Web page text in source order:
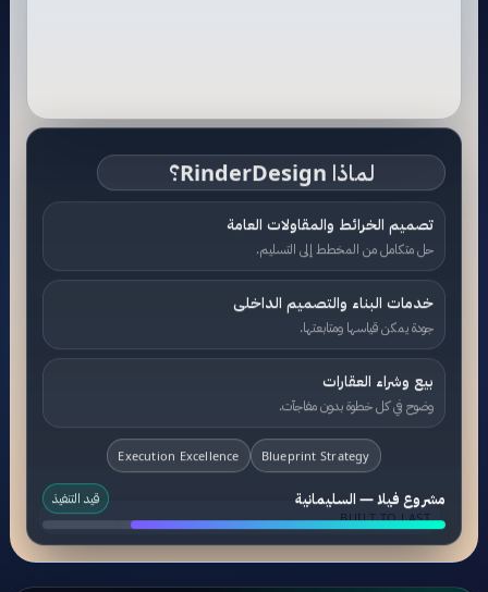
لماذا RinderDesign؟
تصميم الخرائط والمقاولات العامة
حل متكامل من المخطط إلى التسليم.
خدمات البناء والتصميم الداخلى
جودة يمكن قياسها ومتابعتها.
بيع وشراء العقارات
وضوح في كل خطوة بدون مفاجآت.
Blueprint Strategy
Execution Excellence
مشروع فيلا — السليمانية قيد التنفيذ
BUILT TO LAST